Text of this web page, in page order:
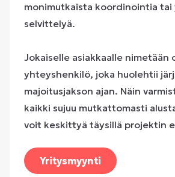
monimutkaista koordinointia tai
selvittelyä.
Jokaiselle asiakkaalle nimetään
yhteyshenkilö, joka huolehtii
majoitusjakson ajan. Näin
kaikki sujuu mutkattomasti
voit keskittyä täysillä projektin
Yritysmyynti